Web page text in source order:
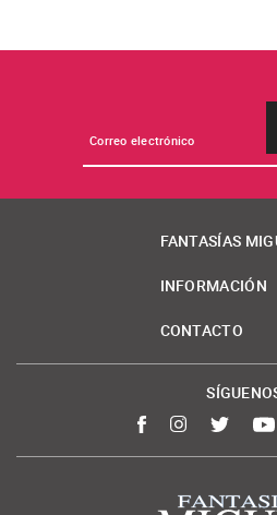
FANTASÍAS
INFORMACIÓN
CONTACTO
FacebookInstagram
Twitter